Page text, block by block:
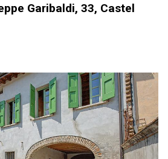
Garibaldi, 33, Castel